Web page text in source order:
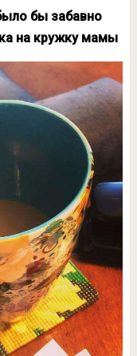
бы забавно
на кружку мамы